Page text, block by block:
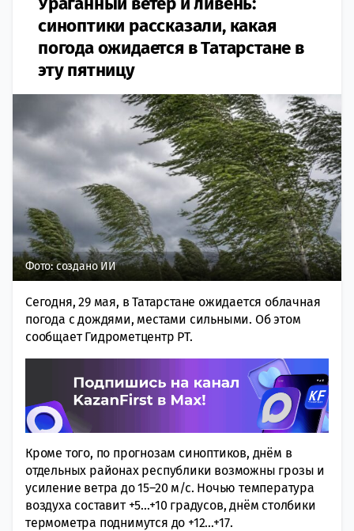
синоптики рассказали, какая
погода ожидается в Татарстане в
эту пятницу
Фото: создано ИИ
Сегодня, 29 мая, в Татарстане ожидается облачная
погода с дождями, местами сильными. Об этом
сообщает Гидрометцентр РТ.
Кроме того, по прогнозам синоптиков, днём в
отдельных районах республики возможны грозы и
усиление ветра до 15–20 м/с. Ночью температура
воздуха составит +5…+10 градусов, днём столбики
термометра поднимутся до +12…+17.